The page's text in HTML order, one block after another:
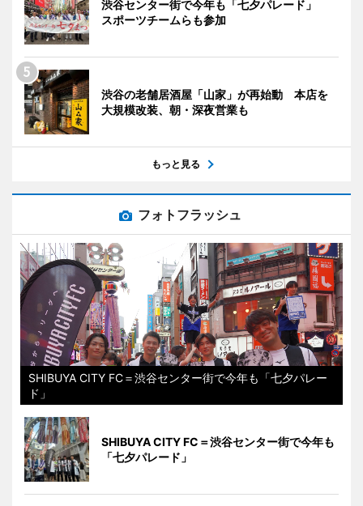
渋谷センター街で今年も「七夕パレード」
スポーツチームらも参加
渋谷の老舗居酒屋「山家」が再始動 本店を
大規模改装、朝・深夜営業も
もっと見る
フォトフラッシュ
SHIBUYA CITY FC＝渋谷センター街で今年も「七夕パレー
ド」
SHIBUYA CITY FC＝渋谷センター街で今年も
「七夕パレード」